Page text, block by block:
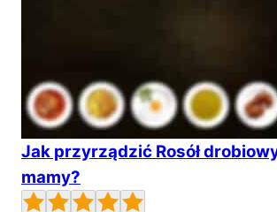
Jak przyrządzić Rosół
mamy?